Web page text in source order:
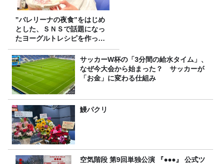
”バレリーナの夜食”をはじめ
とした、ＳＮＳで話題になっ
たヨーグルトレシピを作って
みた！
サッカーW杯の「3分間の給水タイム」、
なぜ今大会から始まった？ サッカーが
「お金」に変わる仕組み
鰻パクリ
空気階段 第9回単独公演 『●●●』 公式ツ